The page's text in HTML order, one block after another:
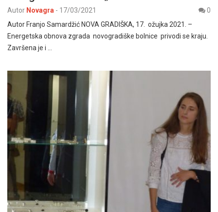
Autor Novagra - 17/03/2021
0
Autor Franjo Samardžić NOVA GRADIŠKA, 17. ožujka 2021. –
Energetska obnova zgrada novogradiške bolnice privodi se kraju.
Završena je i …